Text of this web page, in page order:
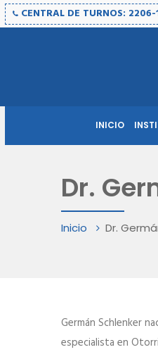
CENTRAL DE TURNOS:
INICIO
Dr.
Inicio Dr.
Germán Schlenker
especialista en